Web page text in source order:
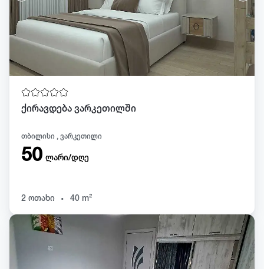
ქირავდება ვარკეთილში
თბილისი , ვარკეთილი
50 ლარი/დღე
2 ოთახი . 40 m²